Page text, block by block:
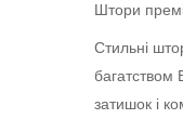
Штори
Стильні
багатством
затишок і